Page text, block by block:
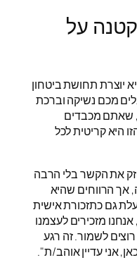
על
יוצרת תחושת ביטחון
מכם נשיקה וברכת
שאתם מכבדים
היא קריטית לכל
את הקשר בלי הרבה
אך הרווחים שהיא
גם כתזכורת אישית
מזכירים לעצמנו
לשמור. זה רגע
אני עדיין אוהב/ת".